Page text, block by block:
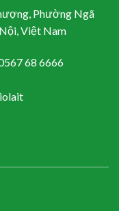
Phường Ngã
Việt Nam
68 6666